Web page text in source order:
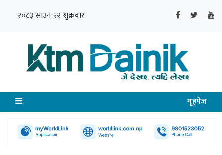
२०८३ साउन २२ शुक्रवार
गृहपेज